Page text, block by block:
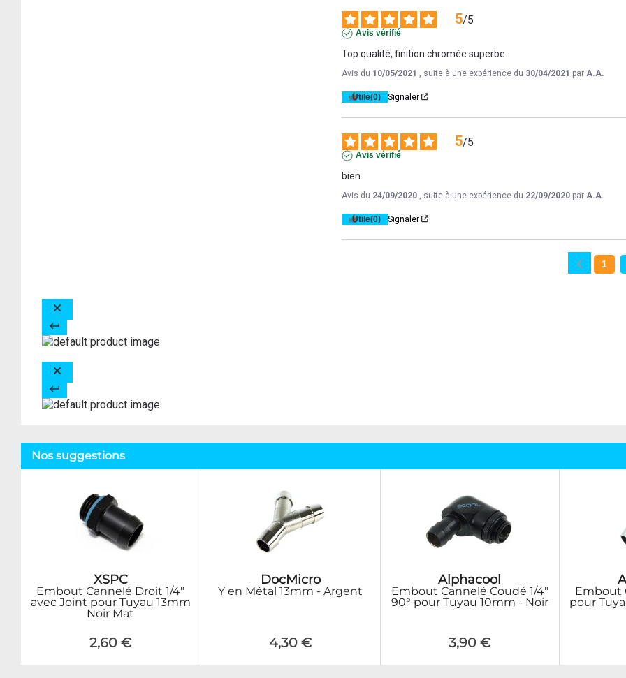
5/5
Avis vérifié
Top qualité, finition chromée superbe
Avis du 10/05/2021 , suite à une expérience du 30/04/2021 par A.A.
Utile(0) Signaler
5/5
Avis vérifié
bien
Avis du 24/09/2020 , suite à une expérience du 22/09/2020 par A.A.
Utile(0) Signaler
1
Nos suggestions
XSPC
Embout Cannelé Droit 1/4"
avec Joint pour Tuyau 13mm
Noir Mat
2,60 €
DocMicro
Y en Métal 13mm - Argent
4,30 €
Alphacool
Embout Cannelé Coudé 1/4"
90° pour Tuyau 10mm - Noir
3,90 €
Embout
pour